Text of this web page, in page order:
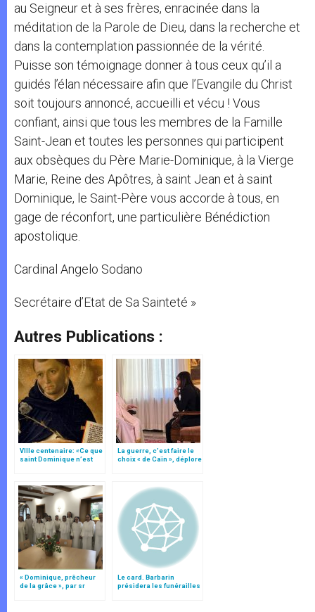
au Seigneur et à ses frères, enracinée dans la
méditation de la Parole de Dieu, dans la recherche et
dans la contemplation passionnée de la vérité.
Puisse son témoignage donner à tous ceux qu’il a
guidés l’élan nécessaire afin que l’Evangile du Christ
soit toujours annoncé, accueilli et vécu ! Vous
confiant, ainsi que tous les membres de la Famille
Saint-Jean et toutes les personnes qui participent
aux obsèques du Père Marie-Dominique, à la Vierge
Marie, Reine des Apôtres, à saint Jean et à saint
Dominique, le Saint-Père vous accorde à tous, en
gage de réconfort, une particulière Bénédiction
apostolique.
Cardinal Angelo Sodano
Secrétaire d’Etat de Sa Sainteté »
Autres Publications :
VIIIe centenaire: «Ce que
saint Dominique n’est
La guerre, c’est faire le
choix « de Caïn », déplore
« Dominique, prêcheur
de la grâce », par sr
Le card. Barbarin
présidera les funérailles